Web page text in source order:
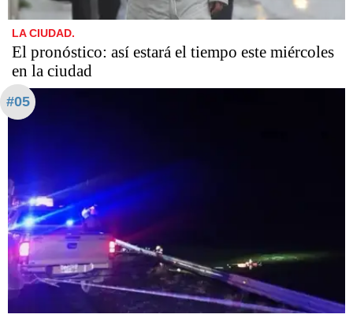
LA CIUDAD.
El pronóstico: así estará el tiempo este miércoles
en la ciudad
#05